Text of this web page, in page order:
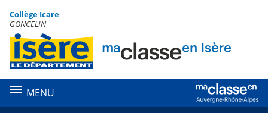
Menu de la rubrique
Contenu
Collège Icare
GONCELIN
MENU